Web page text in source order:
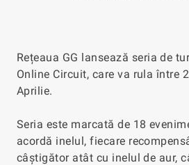
Rețeaua GG lansează seria de
Online Circuit, care va rula între
Aprilie.
Seria este marcată de 18
acordă inelul, fiecare
câștigător atât cu inelul de aur,